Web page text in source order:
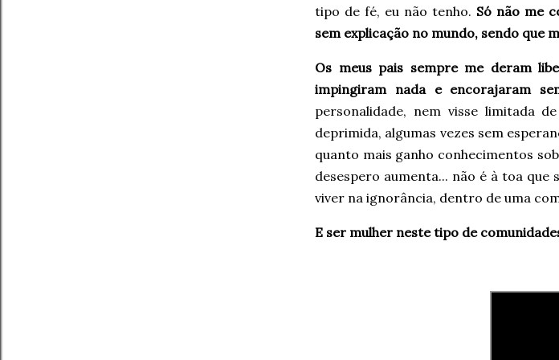
tipo de fé, eu não tenho. Só não me
sem explicação no mundo, sendo que
Os meus pais sempre me deram
impingiram nada e encorajaram
personalidade, nem visse limitada
deprimida, algumas vezes sem
quanto mais ganho conhecimentos
desespero aumenta... não é à toa
viver na ignorância, dentro de uma
E ser mulher neste tipo de